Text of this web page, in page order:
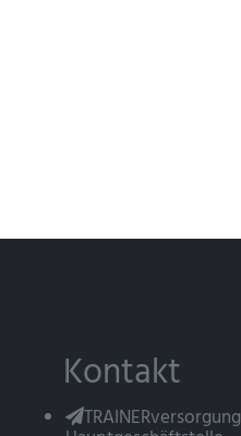
Kontakt
TRAINERversorgung